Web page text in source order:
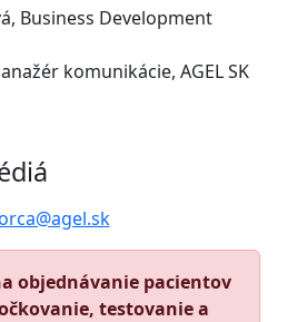
Business Development
komunikácie, AGEL SK
objednávanie pacientov
testovanie a